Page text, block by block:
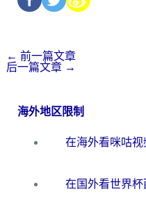
← 前一篇文章
后一篇文章 →
海外地区限制